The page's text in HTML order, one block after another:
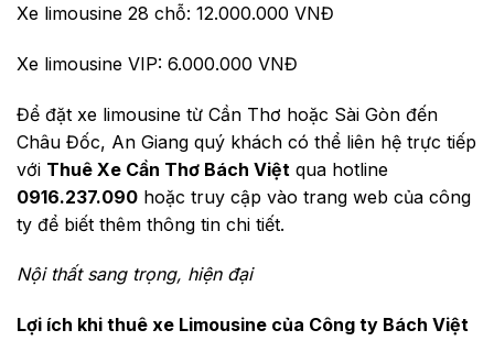
Xe limousine 28 chỗ: 12.000.000 VNĐ
Xe limousine VIP: 6.000.000 VNĐ
Để đặt xe limousine từ Cần Thơ hoặc Sài Gòn đến
Châu Đốc, An Giang quý khách có thể liên hệ trực tiếp
với Thuê Xe Cần Thơ Bách Việt qua hotline
0916.237.090 hoặc truy cập vào trang web của công
ty để biết thêm thông tin chi tiết.
Nội thất sang trọng, hiện đại
Lợi ích khi thuê xe Limousine của Công ty Bách Việt